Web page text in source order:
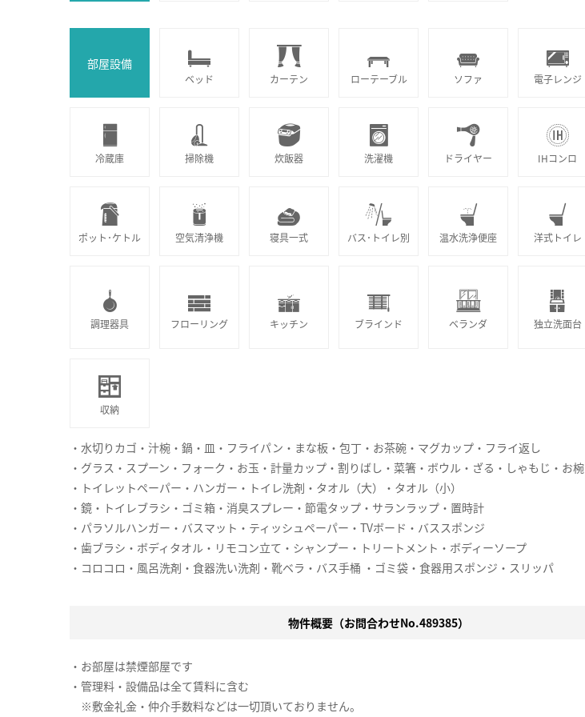
部屋設備
ベッド カーテン ローテーブル ソファ 電子レンジ
冷蔵庫 掃除機 炊飯器 洗濯機 ドライヤー IHコンロ
ポット･ケトル 空気清浄機 寝具一式 バス･トイレ別 温水洗浄便座 洋式トイレ
調理器具 フローリング キッチン ブラインド ベランダ 独立洗面台
収納
・水切りカゴ・汁椀・鍋・皿・フライパン・まな板・包丁・お茶碗・マグカップ・フライ返し
・グラス・スプーン・フォーク・お玉・計量カップ・割りばし・菜箸・ボウル・ざる・しゃもじ・お椀
・トイレットペーパー・ハンガー・トイレ洗剤・タオル（大）・タオル（小）
・鏡・トイレブラシ・ゴミ箱・消臭スプレー・節電タップ・サランラップ・置時計
・パラソルハンガー・バスマット・ティッシュペーパー・TVボード・バススポンジ
・歯ブラシ・ボディタオル・リモコン立て・シャンプー・トリートメント・ボディーソープ
・コロコロ・風呂洗剤・食器洗い洗剤・靴ベラ・バス手桶 ・ゴミ袋・食器用スポンジ・スリッパ
物件概要（お問合わせNo.489385）
・お部屋は禁煙部屋です
・管理料・設備品は全て賃料に含む
※敷金礼金・仲介手数料などは一切頂いておりません。